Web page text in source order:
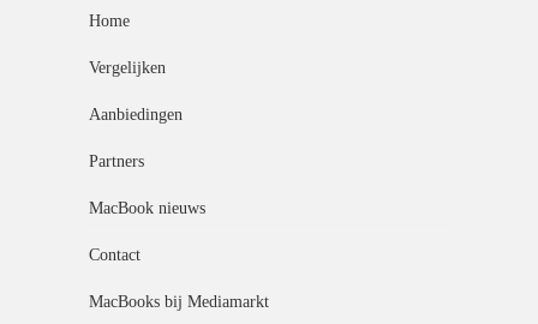
Home
Vergelijken
Aanbiedingen
Partners
MacBook nieuws
Contact
MacBooks bij Mediamarkt